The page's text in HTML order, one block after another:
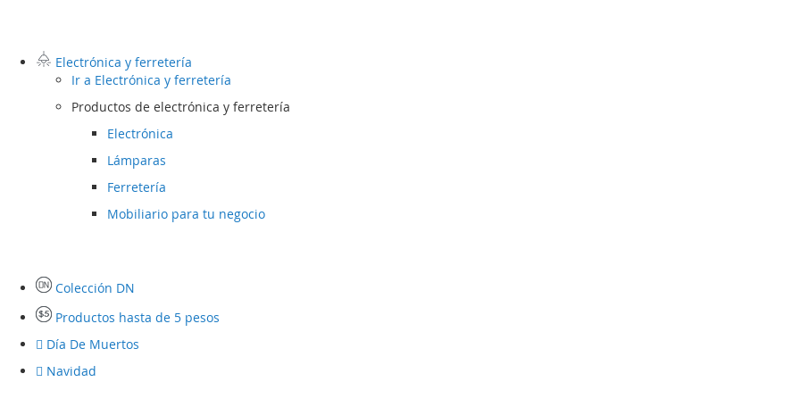
Electrónica y ferretería
Ir a Electrónica y ferretería
Productos de electrónica y ferretería
Electrónica
Lámparas
Ferretería
Mobiliario para tu negocio
Colección DN
Productos hasta de 5 pesos
Día De Muertos
Navidad